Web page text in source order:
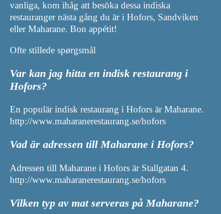
vanliga, kom ihåg att besöka dessa indiska
restauranger nästa gång du är i Hofors, Sandviken
eller Maharane. Bon appétit!
Ofte stillede spørgsmål
Var kan jag hitta en indisk restaurang i
Hofors?
En populär indisk restaurang i Hofors är Maharane.
http://www.maharanerestaurang.se/hofors
Vad är adressen till Maharane i Hofors?
Adressen till Maharane i Hofors är Stallgatan 4.
http://www.maharanerestaurang.se/hofors
Vilken typ av mat serveras på Maharane?